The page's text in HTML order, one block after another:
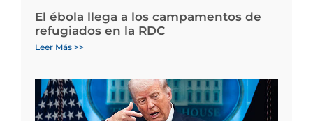
El ébola llega a los campamentos de
refugiados en la RDC
Leer Más >>